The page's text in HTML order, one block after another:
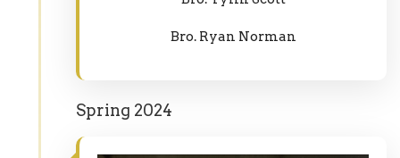
Bro. Ryan Norman
Spring 2024